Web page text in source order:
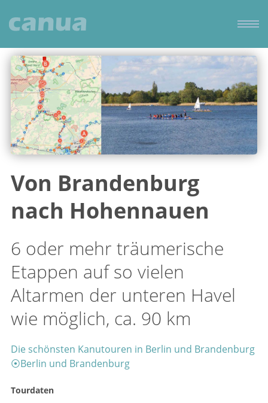
Von Brandenburg
nach Hohennauen
6 oder mehr träumerische
Etappen auf so vielen
Altarmen der unteren Havel
wie möglich, ca. 90 km
Die schönsten Kanutouren in Berlin und Brandenburg
⦿Berlin und Brandenburg
Tourdaten